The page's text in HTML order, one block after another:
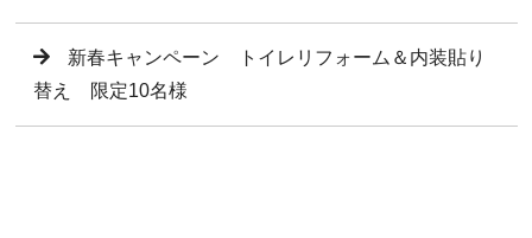
新春キャンペーン トイレリフォーム＆内装貼り
替え 限定10名様